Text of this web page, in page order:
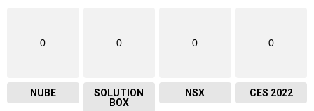
0
NUBE
0
SOLUTION
BOX
0
NSX
0
CES 2022